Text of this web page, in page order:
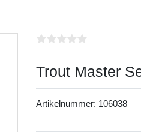
Trout Master
Artikelnummer: 106038